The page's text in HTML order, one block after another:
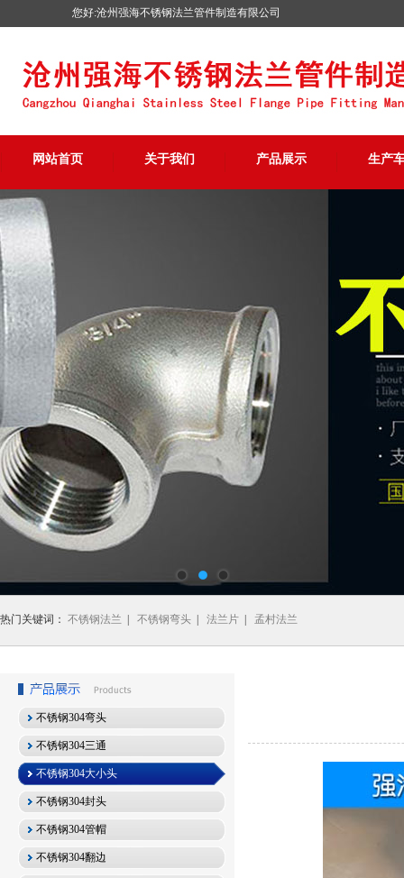
您好:沧州强海不锈钢法兰管件制造有限公司
网站首页 关于我们 产品展示 生产
热门关键词： 不锈钢法兰 不锈钢弯头 法兰片 孟村法兰
不锈钢304弯头
不锈钢304三通
不锈钢304大小头
不锈钢304封头
不锈钢304管帽
不锈钢304翻边